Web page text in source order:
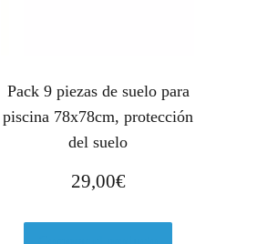
Pack 9 piezas de suelo para
piscina 78x78cm, protección
del suelo
29,00€